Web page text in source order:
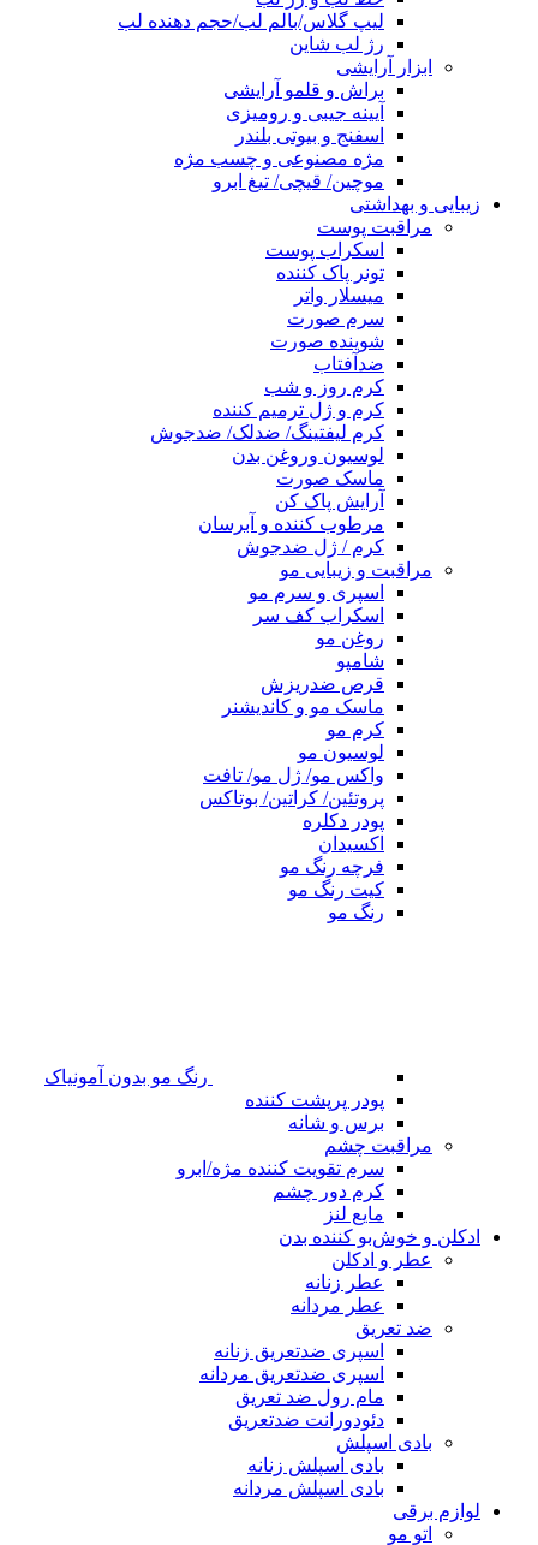
لیپ گلاس/بالم لب/حجم دهنده لب
رژ لب شاین
ابزار آرایشی
براش و قلمو آرایشی
آیینه جیبی و رومیزی
اسفنج و بیوتی بلندر
مژه مصنوعی و چسب مژه
موچین/ قیچی/ تیغ ابرو
زیبایی و بهداشتی
مراقبت پوست
اسکراب پوست
تونر پاک کننده
میسلار واتر
سرم صورت
شوینده صورت
ضدآفتاب
کرم روز و شب
کرم و ژل ترمیم کننده
کرم لیفتینگ/ ضدلک/ ضدجوش
لوسیون وروغن بدن
ماسک صورت
آرایش پاک کن
مرطوب کننده و آبرسان
کرم / ژل ضدجوش
مراقبت و زیبایی مو
اسپری و سرم مو
اسکراب کف سر
روغن مو
شامپو
قرص ضدریزش
ماسک مو و کاندیشنر
کرم مو
لوسیون مو
واکس مو/ ژل مو/ تافت
پروتئین/ کراتین/ بوتاکس
پودر دکلره
اکسیدان
فرچه رنگ مو
کیت رنگ مو
رنگ مو
رنگ مو بدون آمونیاک
پودر پرپشت کننده
برس و شانه
مراقبت چشم
سرم تقویت کننده مژه/ابرو
کرم دور چشم
مایع لنز
ادکلن و خوش‌بو کننده بدن
عطر و ادکلن
عطر زنانه
عطر مردانه
ضد تعریق
اسپری ضدتعریق زنانه
اسپری ضدتعریق مردانه
مام رول ضد تعریق
دئودورانت ضدتعریق
بادی اسپلش
بادی اسپلش زنانه
بادی اسپلش مردانه
لوازم برقی
اتو مو